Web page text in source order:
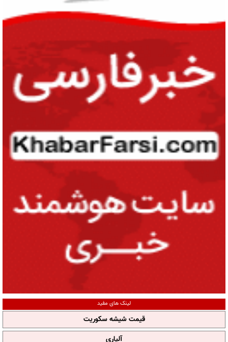
لینک های مفید
قیمت شیشه سکوریت
آلپاری